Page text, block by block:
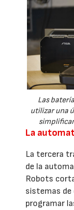
Las
utilizar una
La
La tercera
de la
Robots
sistemas
programar